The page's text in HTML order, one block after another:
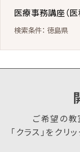
医療事務講座（
徳島県
ご希望の教
「クラス」をクリ